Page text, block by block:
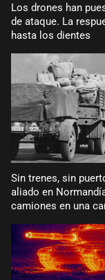
Los drones han
de ataque. La
hasta los dientes
Sin trenes, sin
aliado en
camiones en una